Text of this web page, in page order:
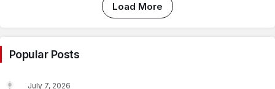
Load More
Popular Posts
July 7, 2026